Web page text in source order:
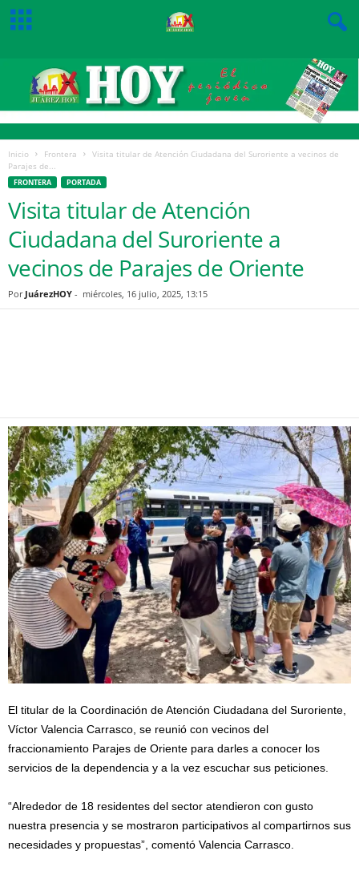
Inicio Frontera
Visita titular de Atención Ciudadana del Suroriente a vecinos de
Parajes de...
FRONTERA PORTADA
Visita titular de Atención
Ciudadana del Suroriente a
vecinos de Parajes de Oriente
Por JuárezHOY - miércoles, 16 julio, 2025, 13:15
El titular de la Coordinación de Atención Ciudadana del Suroriente,
Víctor Valencia Carrasco, se reunió con vecinos del
fraccionamiento Parajes de Oriente para darles a conocer los
servicios de la dependencia y a la vez escuchar sus peticiones.
“Alrededor de 18 residentes del sector atendieron con gusto
nuestra presencia y se mostraron participativos al compartirnos sus
necesidades y propuestas”, comentó Valencia Carrasco.